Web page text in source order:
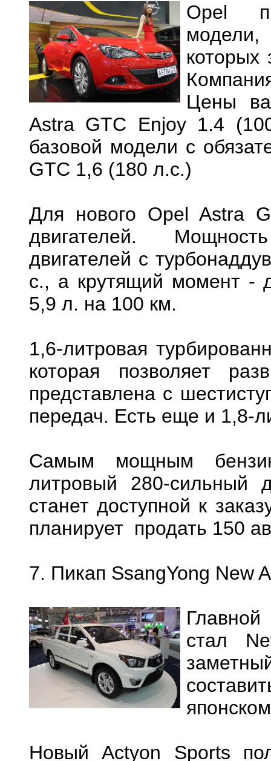
Opel
которых
Цены
Astra GTC Enjoy 1.4
базовой модели с
GTC 1,6 (180 л.с.)
Для нового Opel Astra
двигателей.
двигателей с
с., а крутящий момент -
5,9 л. на 100 км.
1,6-литровая
которая позволяет
представлена с
передач. Есть еще и 1,8-
Самым мощным
литровый 280-сильный
станет доступной к
планирует продать 150
7. Пикап SsangYong New
стал
Новый Actyon Sports